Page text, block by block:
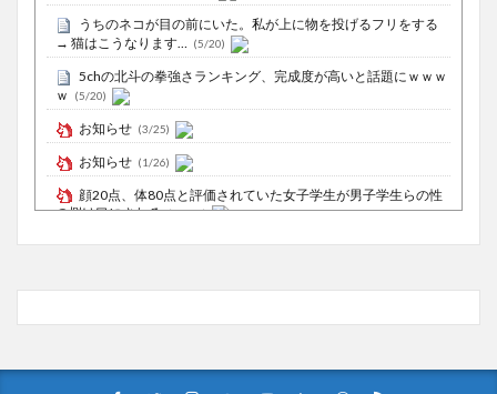
うちのネコが目の前にいた。私が上に物を投げるフリをする
→ 猫はこうなります…
(5/20)
5chの北斗の拳強さランキング、完成度が高いと話題にｗｗｗ
ｗ
(5/20)
お知らせ (3/25)
お知らせ (1/26)
顔20点、体80点と評価されていた女子学生が男子学生らの性
の捌け口にされる (12/26)
【中国】処理水の問題化狙うも不発？ASEAN関連会合で賛同